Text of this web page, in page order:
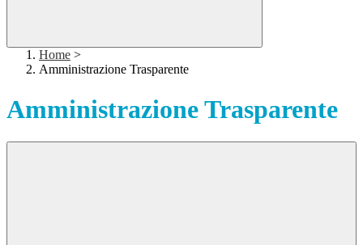
Home >
Amministrazione Trasparente
Amministrazione Trasparente